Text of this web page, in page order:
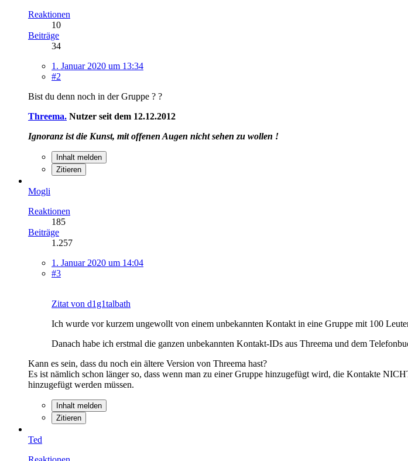
Reaktionen
10
Beiträge
34
1. Januar 2020 um 13:34
#2
Bist du denn noch in der Gruppe ? ?
Threema. Nutzer seit dem 12.12.2012
Ignoranz ist die Kunst, mit offenen Augen nicht sehen zu wollen !
Inhalt melden
Zitieren
Mogli
Reaktionen
185
Beiträge
1.257
1. Januar 2020 um 14:04
#3
Zitat von d1g1talbath
Ich wurde vor kurzem ungewollt von einem unbekannten Kontakt in eine Gruppe mit 100
Danach habe ich erstmal die ganzen unbekannten Kontakt-IDs aus Threema und dem
Kann es sein, dass du noch ein ältere Version von Threema hast?
Es ist nämlich schon länger so, dass wenn man zu einer Gruppe hinzugefügt wird, die Kontakte
hinzugefügt werden müssen.
Inhalt melden
Zitieren
Ted